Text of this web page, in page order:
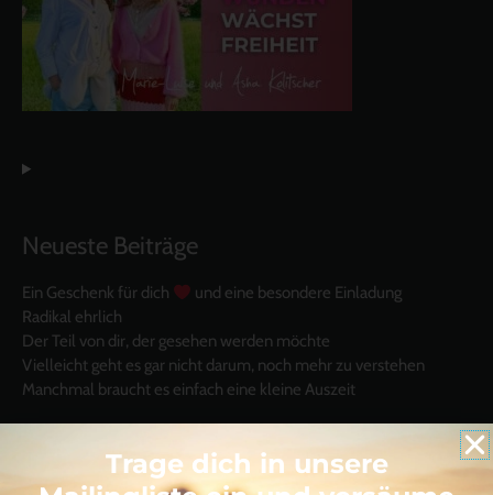
Neueste Beiträge
Ein Geschenk für dich
und eine besondere Einladung
Radikal ehrlich
Der Teil von dir, der gesehen werden möchte
Vielleicht geht es gar nicht darum, noch mehr zu verstehen
Manchmal braucht es einfach eine kleine Auszeit
Trage dich in unsere